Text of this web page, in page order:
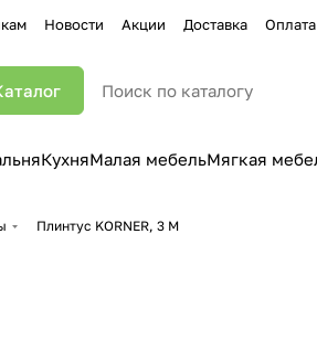
Новости Акции Доставка Оплата
КухняМалая мебельМягкая
Плинтус KORNER, 3 М